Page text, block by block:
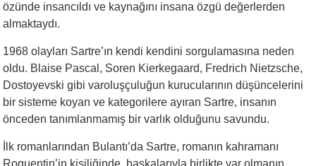
özünde insancıldı ve kaynağını insana özgü değerlerden
almaktaydı.
1968 olayları Sartre’ın kendi kendini sorgulamasına neden
oldu. Blaise Pascal, Soren Kierkegaard, Fredrich Nietzsche,
Dostoyevski gibi varoluşçuluğun kurucularının düşüncelerini
bir sisteme koyan ve kategorilere ayıran Sartre, insanın
önceden tanımlanmamış bir varlık olduğunu savundu.
İlk romanlarından Bulantı’da Sartre, romanın kahramanı
Roquentin’in kişiliğinde, başkalarıyla birlikte var olmanın